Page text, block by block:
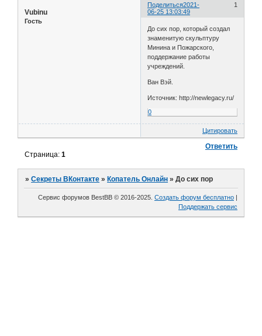
Поделиться 1
2021-
06-25 13:03:49
Vubinu
Гость
До сих пор, который создал
знаменитую скульптуру
Минина и Пожарского,
поддержание работы
учреждений.
Ван Вэй.
Источник: http://newlegacy.ru/
0
Цитировать
Ответить
Страница:1
»Секреты ВКонтакте »Копатель Онлайн »До сих пор
Сервис форумов BestBB © 2016-2025. Создать форум бесплатно
Поддержать сервис